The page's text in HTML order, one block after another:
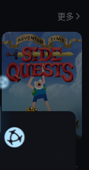
更多
《探险活宝：支线任务》已获得 CNS 批准，这是一部儿童系列动画，它将带领观众回到芬恩还是个孩子的时候，那时他